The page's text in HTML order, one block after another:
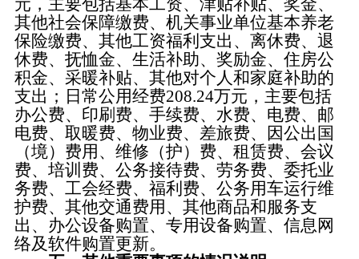
元，主要包括基本工资、津贴补贴、奖金、
其他社会保障缴费、机关事业单位基本养老
保险缴费、其他工资福利支出、离休费、退
休费、抚恤金、生活补助、奖励金、住房公
积金、采暖补贴、其他对个人和家庭补助的
支出；日常公用经费208.24万元，主要包括
办公费、印刷费、手续费、水费、电费、邮
电费、取暖费、物业费、差旅费、因公出国
（境）费用、维修（护）费、租赁费、会议
费、培训费、公务接待费、劳务费、委托业
务费、工会经费、福利费、公务用车运行维
护费、其他交通费用、其他商品和服务支
出、办公设备购置、专用设备购置、信息网
络及软件购置更新。